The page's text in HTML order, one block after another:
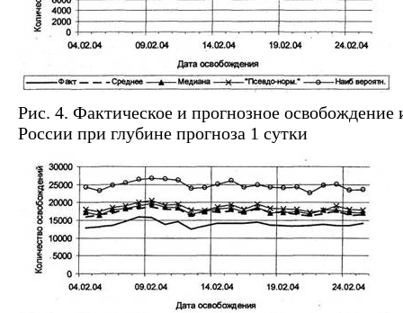
Рис. 4. Фактическое и прогнозное освобождение
России при глубине прогноза 1 сутки